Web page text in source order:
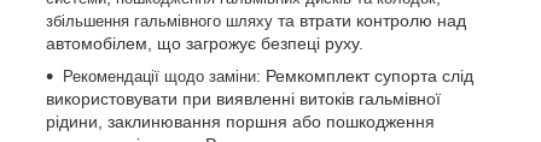
збільшення гальмівного шляху та втрати контролю над
автомобілем, що загрожує безпеці руху.
Рекомендації щодо заміни: Ремкомплект супорта слід
використовувати при виявленні витоків гальмівної
рідини, заклинювання поршня або пошкодження